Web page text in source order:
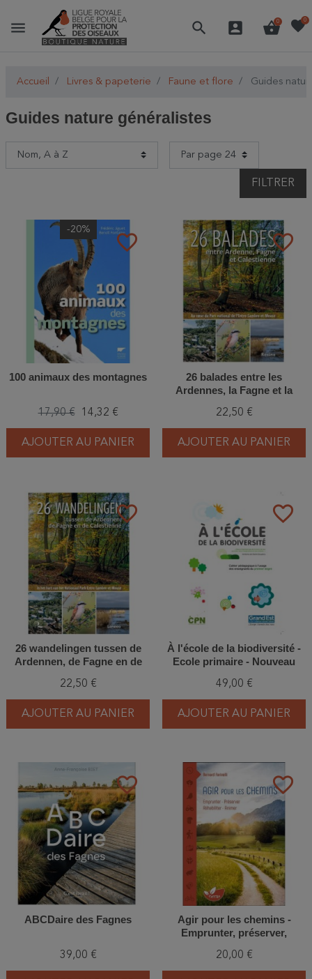
menu search account_box shopping_basket
0 favorite0
Accueil Livres & papeterie Faune et flore Guides
Guides nature généralistes
FILTRER
favorite_border
-20%
100 animaux des montagnes
17,90 € 14,32 €
AJOUTER AU PANIER
favorite_border
26 balades entre les
Ardennes, la Fagne et la
22,50 €
AJOUTER AU PANIER
favorite_border
26 wandelingen tussen de
Ardennen, de Fagne en de
22,50 €
AJOUTER AU PANIER
favorite_border
À l'école de la biodiversité -
Ecole primaire - Nouveau
49,00 €
AJOUTER AU PANIER
favorite_border
ABCDaire des Fagnes
39,00 €
favorite_border
Agir pour les chemins -
Emprunter, préserver,
20,00 €